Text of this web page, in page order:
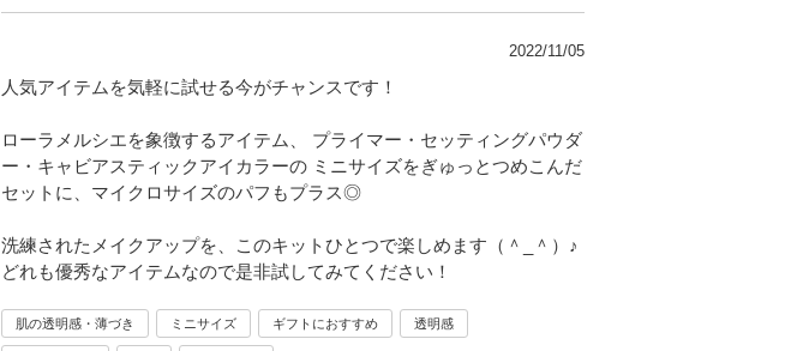
2022/11/05
人気アイテムを気軽に試せる今がチャンスです！
ローラメルシエを象徴するアイテム、 プライマー・セッティングパウダ
ー・キャビアスティックアイカラーの ミニサイズをぎゅっとつめこんだ
セットに、マイクロサイズのパフもプラス◎
洗練されたメイクアップを、このキットひとつで楽しめます（＾_＾）♪
どれも優秀なアイテムなので是非試してみてください！
肌の透明感・薄づき ミニサイズ ギフトにおすすめ 透明感